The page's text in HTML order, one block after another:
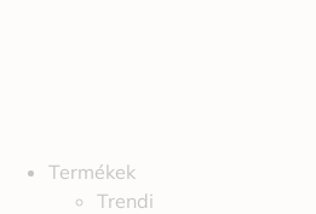
Termékek
Trendi